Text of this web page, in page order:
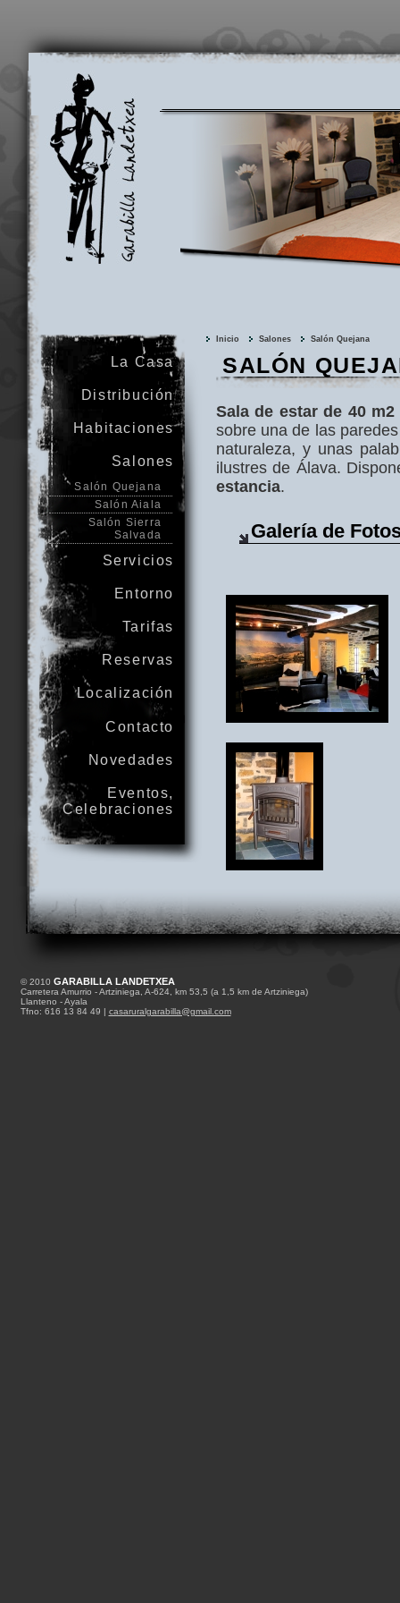
Garabilla
Landetxea
Inicio Salones Salón Quejana
SALÓN
Sala de estar de 40 m2
sobre una de las
naturaleza, y unas
ilustres de Álava.
estancia.
Galería de
La Casa
Distribución
Habitaciones
Salones
Salón Quejana
Salón Aiala
Salón Sierra
Salvada
Servicios
Entorno
Tarifas
Reservas
Localización
Contacto
Novedades
Eventos,
Celebraciones
© 2010 GARABILLA LANDETXEA
Carretera Amurrio - Artziniega, A-624, km 53,5 (a 1,5 km de Artziniega)
Llanteno - Ayala
Tfno: 616 13 84 49 | casaruralgarabilla@gmail.com